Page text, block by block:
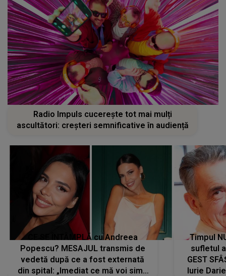
Radio Impuls cucerește tot mai mulți
ascultători: creșteri semnificative în audiență
CE SE ÎNTÂMPLĂ cu Andreea
Popescu? MESAJUL transmis de
vedetă după ce a fost externată
din spital: „Imediat ce mă voi simți
Timpul
sufletul
GEST
Iurie